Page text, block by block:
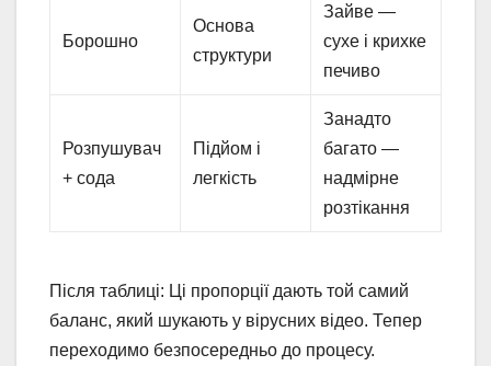
Борошно
Основа
структури
Зайве —
сухе і крихке
печиво
Розпушувач
+ сода
Підйом і
легкість
Занадто
багато —
надмірне
розтікання
Після таблиці: Ці пропорції дають той самий
баланс, який шукають у вірусних відео. Тепер
переходимо безпосередньо до процесу.